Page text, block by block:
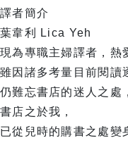
譯者簡介
葉韋利 Lica Yeh
現為專職主婦譯者，熱
雖因諸多考量目前閱讀
仍難忘書店的迷人之處
書店之於我，
已從兒時的購書之處變